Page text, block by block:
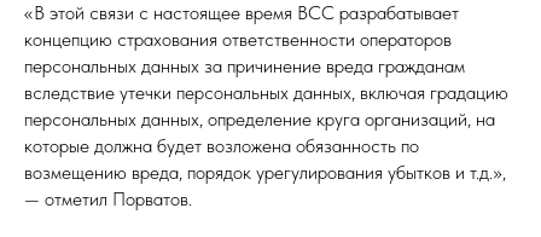
«В этой связи с настоящее время ВСС разрабатывает
концепцию страхования ответственности операторов
персональных данных за причинение вреда гражданам
вследствие утечки персональных данных, включая градацию
персональных данных, определение круга организаций, на
которые должна будет возложена обязанность по
возмещению вреда, порядок урегулирования убытков и т.д.»,
— отметил Порватов.